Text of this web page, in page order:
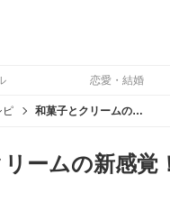
恋愛・結婚
ピ 和菓子とクリームの新感覚！クリームわらび餅の作り方・レシピ
ームの新感覚